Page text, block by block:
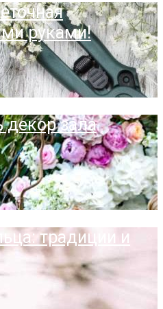
руками!
декор зала
традиции и